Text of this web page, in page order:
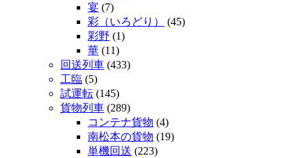
宴 (7)
彩（いろどり）
(45)
彩野 (1)
華 (11)
回送列車 (433)
工臨 (5)
試運転 (145)
貨物列車 (289)
コンテナ貨物 (4)
南松本の貨物 (19)
単機回送 (223)